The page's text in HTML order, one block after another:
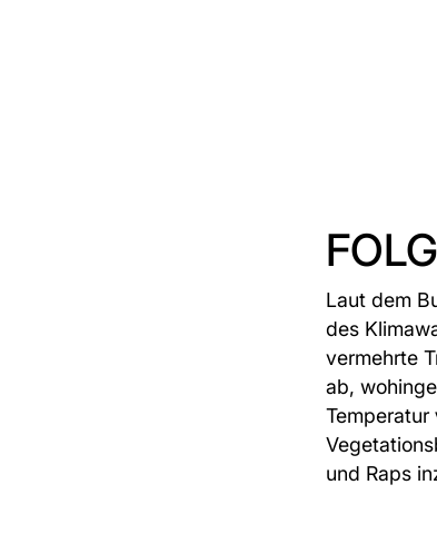
Laut dem
des
vermehrte
ab,
Temperatur
und Raps